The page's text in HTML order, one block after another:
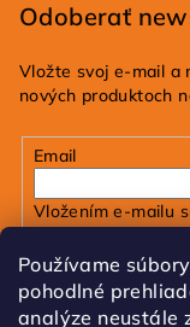
Používame
pohodlné
analýze neustále
Odoberať
Vložte svoj e-mail a
nových produktoch
Email
Vložením e-mailu
Prihlásiť sa